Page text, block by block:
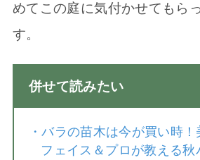
めてこの庭に気付かせてもら
す。
併せて読みたい
・バラの苗木は今が買い時！
フェイス＆プロが教える秋